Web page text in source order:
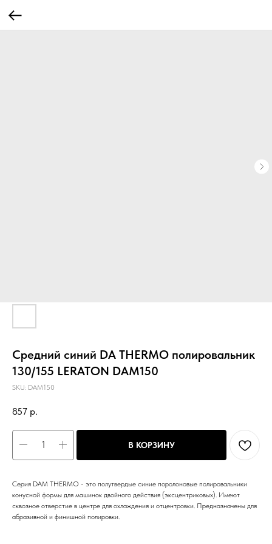
Средний синий DA THERMO полировальник
130/155 LERATON DAM150
SKU: DAM150
857 р.
В КОРЗИНУ
Серия DAM THERMO - это полутвердые синие поролоновые полировальники
конусной формы для машинок двойного действия (эксцентриковых). Имеют
сквозное отверстие в центре для охлаждения и отцентровки. Предназначены для
абразивной и финишной полировки.